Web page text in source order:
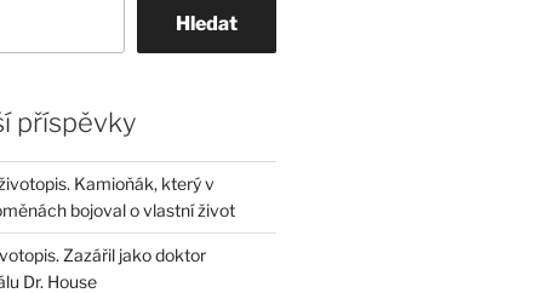
Hledat
příspěvky
Kamioňák, který v
bojoval o vlastní život
Zazářil jako doktor
Dr. House